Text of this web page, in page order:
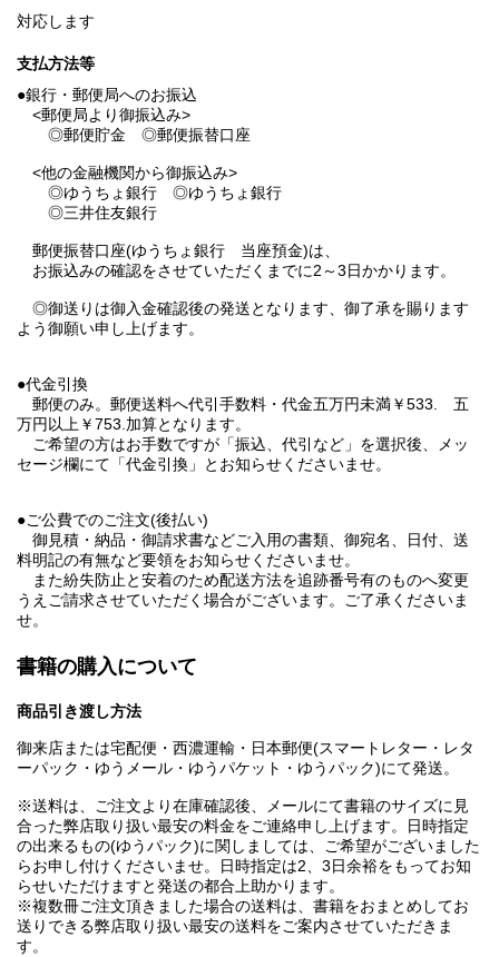
対応します
支払方法等
●銀行・郵便局へのお振込
<郵便局より御振込み>
◎郵便貯金 ◎郵便振替口座
<他の金融機関から御振込み>
◎ゆうちょ銀行 ◎ゆうちょ銀行
◎三井住友銀行
郵便振替口座(ゆうちょ銀行 当座預金)は、
お振込みの確認をさせていただくまでに2～3日かかります。
◎御送りは御入金確認後の発送となります、御了承を賜ります
よう御願い申し上げます。
●代金引換
郵便のみ。郵便送料へ代引手数料・代金五万円未満￥533. 五
万円以上￥753.加算となります。
ご希望の方はお手数ですが「振込、代引など」を選択後、メッ
セージ欄にて「代金引換」とお知らせくださいませ。
●ご公費でのご注文(後払い)
御見積・納品・御請求書などご入用の書類、御宛名、日付、送
料明記の有無など要領をお知らせくださいませ。
また紛失防止と安着のため配送方法を追跡番号有のものへ変更
うえご請求させていただく場合がございます。ご了承くださいま
せ。
書籍の購入について
商品引き渡し方法
御来店または宅配便・西濃運輸・日本郵便(スマートレター・レタ
ーパック・ゆうメール・ゆうパケット・ゆうパック)にて発送。
※送料は、ご注文より在庫確認後、メールにて書籍のサイズに見
合った弊店取り扱い最安の料金をご連絡申し上げます。日時指定
の出来るもの(ゆうパック)に関しましては、ご希望がございました
らお申し付けくださいませ。日時指定は2、3日余裕をもってお知
らせいただけますと発送の都合上助かります。
※複数冊ご注文頂きました場合の送料は、書籍をおまとめしてお
送りできる弊店取り扱い最安の送料をご案内させていただきま
す。